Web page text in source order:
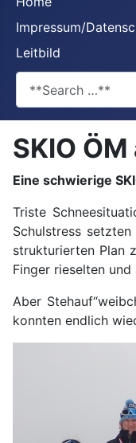
Impressum/
Leitbild
SKIO
Eine schwierige
Triste
Schulstress
strukturierten Plan
Finger rieselten
Aber
konnten endlich